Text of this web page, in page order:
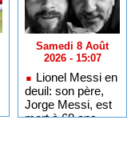
Samedi 8 Août
2026 - 15:07
Lionel Messi en
deuil: son père,
Jorge Messi, est
mort à 68 ans